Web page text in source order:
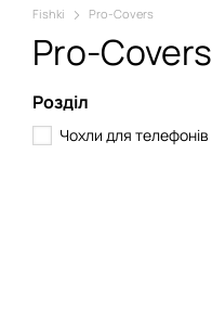
Fishki Pro-Covers
Pro-Covers
Розділ
Чохли для телефонів